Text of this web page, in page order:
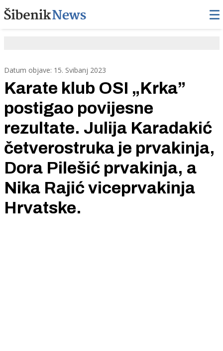
Datum objave: 15. Svibanj 2023
Karate klub OSI „Krka”
postigao povijesne
rezultate. Julija Karadakić
četverostruka je prvakinja,
Dora Pilešić prvakinja, a
Nika Rajić viceprvakinja
Hrvatske.